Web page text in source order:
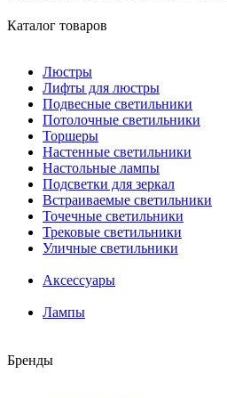
Каталог товаров
Люстры
Лифты для люстры
Подвесные светильники
Потолочные светильники
Торшеры
Настенные светильники
Настольные лампы
Подсветки для зеркал
Встраиваемые светильники
Точечные светильники
Трековые светильники
Уличные светильники
Аксессуары
Лампы
Бренды